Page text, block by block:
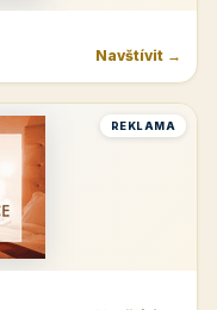
Navštívit →
REKLAMA